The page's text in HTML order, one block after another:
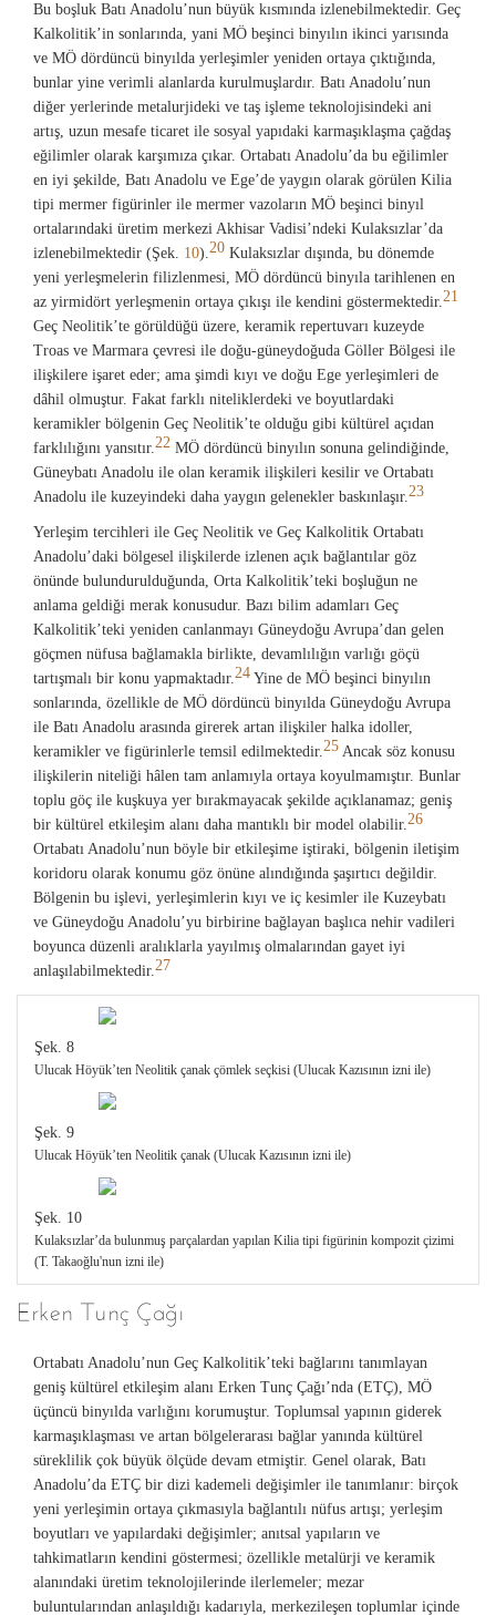
Bu boşluk Batı Anadolu’nun büyük kısmında izlenebilmektedir. Geç
Kalkolitik’in sonlarında, yani MÖ beşinci binyılın ikinci yarısında
ve MÖ dördüncü binyılda yerleşimler yeniden ortaya çıktığında,
bunlar yine verimli alanlarda kurulmuşlardır. Batı Anadolu’nun
diğer yerlerinde metalurjideki ve taş işleme teknolojisindeki ani
artış, uzun mesafe ticaret ile sosyal yapıdaki karmaşıklaşma çağdaş
eğilimler olarak karşımıza çıkar. Ortabatı Anadolu’da bu eğilimler
en iyi şekilde, Batı Anadolu ve Ege’de yaygın olarak görülen Kilia
tipi mermer figürinler ile mermer vazoların MÖ beşinci binyıl
ortalarındaki üretim merkezi Akhisar Vadisi’ndeki Kulaksızlar’da
izlenebilmektedir (Şek. 10).20 Kulaksızlar dışında, bu dönemde
yeni yerleşmelerin filizlenmesi, MÖ dördüncü binyıla tarihlenen en
az yirmidört yerleşmenin ortaya çıkışı ile kendini göstermektedir.21
Geç Neolitik’te görüldüğü üzere, keramik repertuvarı kuzeyde
Troas ve Marmara çevresi ile doğu-güneydoğuda Göller Bölgesi ile
ilişkilere işaret eder; ama şimdi kıyı ve doğu Ege yerleşimleri de
dâhil olmuştur. Fakat farklı niteliklerdeki ve boyutlardaki
keramikler bölgenin Geç Neolitik’te olduğu gibi kültürel açıdan
farklılığını yansıtır.22 MÖ dördüncü binyılın sonuna gelindiğinde,
Güneybatı Anadolu ile olan keramik ilişkileri kesilir ve Ortabatı
Anadolu ile kuzeyindeki daha yaygın gelenekler baskınlaşır.23
Yerleşim tercihleri ile Geç Neolitik ve Geç Kalkolitik Ortabatı
Anadolu’daki bölgesel ilişkilerde izlenen açık bağlantılar göz
önünde bulundurulduğunda, Orta Kalkolitik’teki boşluğun ne
anlama geldiği merak konusudur. Bazı bilim adamları Geç
Kalkolitik’teki yeniden canlanmayı Güneydoğu Avrupa’dan gelen
göçmen nüfusa bağlamakla birlikte, devamlılığın varlığı göçü
tartışmalı bir konu yapmaktadır.24 Yine de MÖ beşinci binyılın
sonlarında, özellikle de MÖ dördüncü binyılda Güneydoğu Avrupa
ile Batı Anadolu arasında girerek artan ilişkiler halka idoller,
keramikler ve figürinlerle temsil edilmektedir.25 Ancak söz konusu
ilişkilerin niteliği hâlen tam anlamıyla ortaya koyulmamıştır. Bunlar
toplu göç ile kuşkuya yer bırakmayacak şekilde açıklanamaz; geniş
bir kültürel etkileşim alanı daha mantıklı bir model olabilir.26
Ortabatı Anadolu’nun böyle bir etkileşime iştiraki, bölgenin iletişim
koridoru olarak konumu göz önüne alındığında şaşırtıcı değildir.
Bölgenin bu işlevi, yerleşimlerin kıyı ve iç kesimler ile Kuzeybatı
ve Güneydoğu Anadolu’yu birbirine bağlayan başlıca nehir vadileri
boyunca düzenli aralıklarla yayılmış olmalarından gayet iyi
anlaşılabilmektedir.27
Şek. 8
Ulucak Höyük’ten Neolitik çanak çömlek seçkisi (Ulucak Kazısının izni ile)
Şek. 9
Ulucak Höyük’ten Neolitik çanak (Ulucak Kazısının izni ile)
Şek. 10
Kulaksızlar’da bulunmuş parçalardan yapılan Kilia tipi figürinin kompozit çizimi
(T. Takaoğlu'nun izni ile)
Erken Tunç Çağı
Ortabatı Anadolu’nun Geç Kalkolitik’teki bağlarını tanımlayan
geniş kültürel etkileşim alanı Erken Tunç Çağı’nda (ETÇ), MÖ
üçüncü binyılda varlığını korumuştur. Toplumsal yapının giderek
karmaşıklaşması ve artan bölgelerarası bağlar yanında kültürel
süreklilik çok büyük ölçüde devam etmiştir. Genel olarak, Batı
Anadolu’da ETÇ bir dizi kademeli değişimler ile tanımlanır: birçok
yeni yerleşimin ortaya çıkmasıyla bağlantılı nüfus artışı; yerleşim
boyutları ve yapılardaki değişimler; anıtsal yapıların ve
tahkimatların kendini göstermesi; özellikle metalürji ve keramik
alanındaki üretim teknolojilerinde ilerlemeler; mezar
buluntularından anlaşıldığı kadarıyla, merkezileşen toplumlar içinde